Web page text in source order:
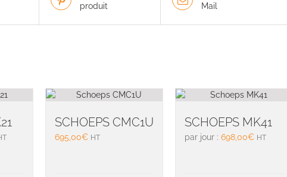
produit
Mail
SCHOEPS CMC1U
695,00€ HT
SCHOEPS MK41
par jour : 698,00€ HT